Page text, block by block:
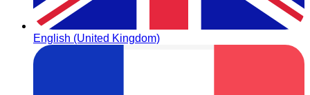
English (United Kingdom)